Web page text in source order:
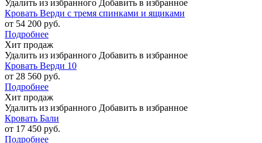
Удалить из избранного Добавить в избранное
Кровать Верди с тремя спинками и ящиками
от 54 200 руб.
Подробнее
Хит продаж
Удалить из избранного Добавить в избранное
Кровать Верди 10
от 28 560 руб.
Подробнее
Хит продаж
Удалить из избранного Добавить в избранное
Кровать Бали
от 17 450 руб.
Подробнее